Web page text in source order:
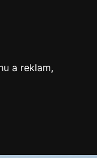
a reklam,